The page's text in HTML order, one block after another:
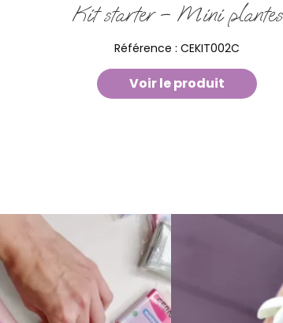
Kit starter – Mini plantes
Référence : CEKIT002C
Voir le produit